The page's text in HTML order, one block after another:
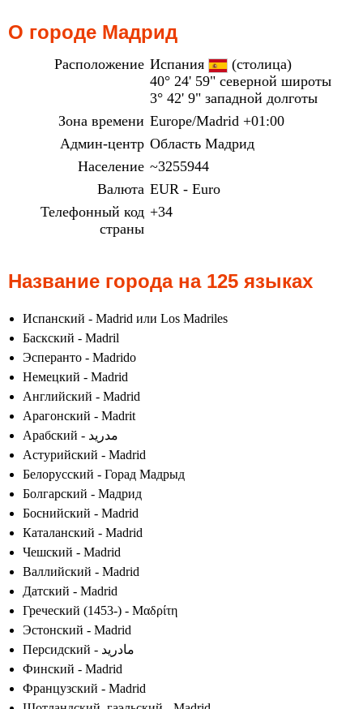
О городе Мадрид
Расположение Испания
(столица)
40° 24' 59" северной широты
3° 42' 9" западной долготы
Зона времени Europe/Madrid +01:00
Админ-центр Область Мадрид
Население ~3255944
Валюта EUR - Euro
Телефонный код
страны
+34
Название города на 125 языках
Испанский - Madrid или Los Madriles
Баскский - Madril
Эсперанто - Madrido
Немецкий - Madrid
Английский - Madrid
Арагонский - Madrit
Арабский - مدريد
Астурийский - Madrid
Белорусский - Горад Мадрыд
Болгарский - Мадрид
Боснийский - Madrid
Каталанский - Madrid
Чешский - Madrid
Валлийский - Madrid
Датский - Madrid
Греческий (1453-) - Μαδρίτη
Эстонский - Madrid
Персидский - مادرید
Финский - Madrid
Французский - Madrid